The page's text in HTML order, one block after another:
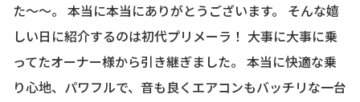
た〜〜。 本当に本当にありがとうございます。 そんな嬉
しい日に紹介するのは初代プリメーラ！ 大事に大事に乗
ってたオーナー様から引き継ぎました。 本当に快適な乗
り心地、パワフルで、音も良くエアコンもバッチリな一台